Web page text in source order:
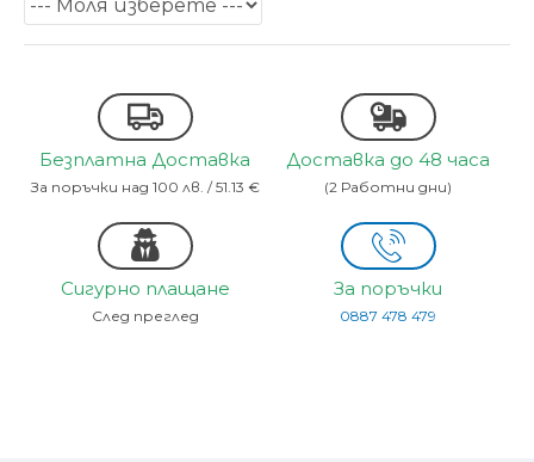
Безплатна Доставка
За поръчки над 100 лв. / 51.13 €
Доставка до 48 часа
(2 Работни дни)
Сигурно плащане
След преглед
За поръчки
0887 478 479